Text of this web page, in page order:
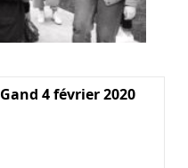
Gand 4 février 2020